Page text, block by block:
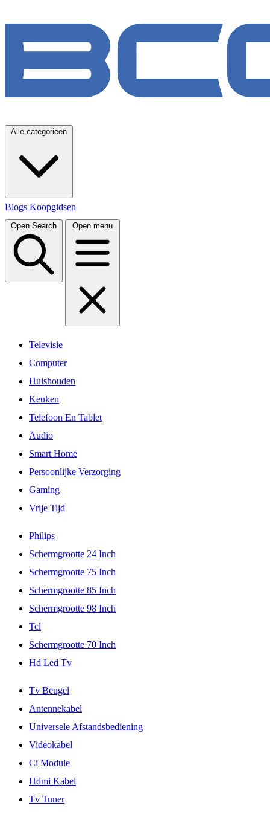
Alle categorieën
Blogs Koopgidsen
Open Search Open menu
Televisie
Computer
Huishouden
Keuken
Telefoon En Tablet
Audio
Smart Home
Persoonlijke Verzorging
Gaming
Vrije Tijd
Philips
Schermgrootte 24 Inch
Schermgrootte 75 Inch
Schermgrootte 85 Inch
Schermgrootte 98 Inch
Tcl
Schermgrootte 70 Inch
Hd Led Tv
Tv Beugel
Antennekabel
Universele Afstandsbediening
Videokabel
Ci Module
Hdmi Kabel
Tv Tuner